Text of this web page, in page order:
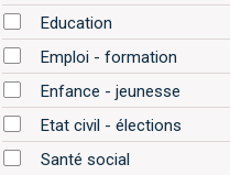
Education
Emploi - formation
Enfance - jeunesse
Etat civil - élections
Santé social